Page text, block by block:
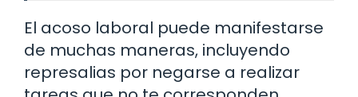
El acoso laboral puede manifestarse
de muchas maneras, incluyendo
represalias por negarse a realizar